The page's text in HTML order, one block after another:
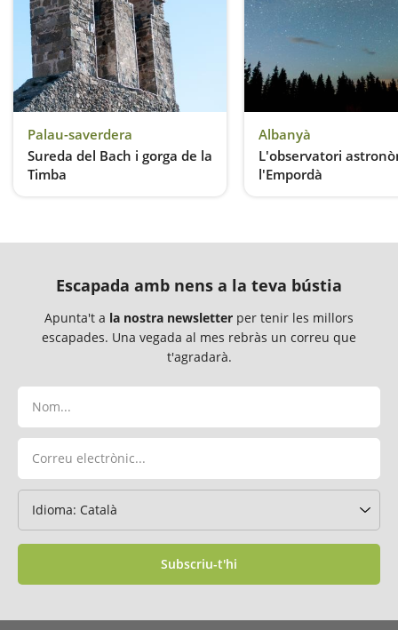
Palau-saverdera
Sureda del Bach i gorga de la
Timba
Albanyà
L'observatori
l'Empordà
Escapada amb nens a la teva bústia
Apunta't a la nostra newsletter per tenir les millors
escapades. Una vegada al mes rebràs un correu que
t'agradarà.
Subscriu-t'hi